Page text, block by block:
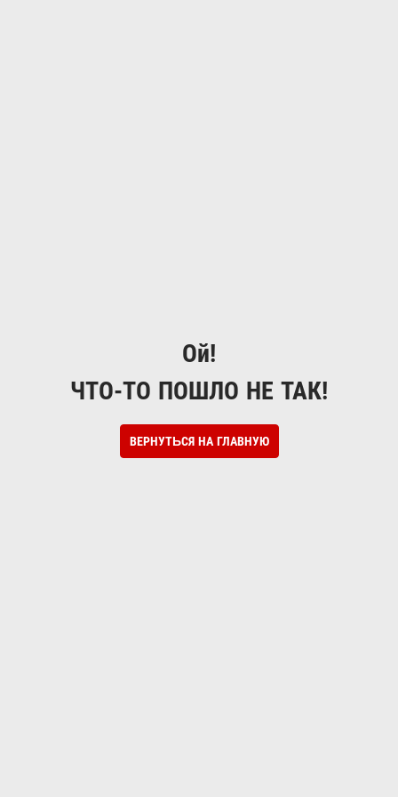
Ой!
ЧТО-ТО ПОШЛО НЕ ТАК!
ВЕРНУТЬСЯ НА ГЛАВНУЮ